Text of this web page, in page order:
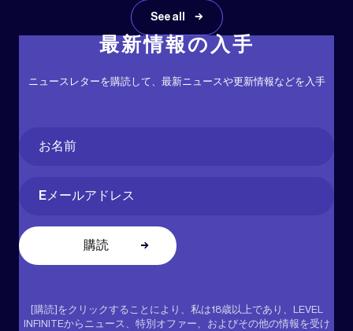
See all
最新情報の入手
ニュースレターを購読して、最新ニュースや更新情報などを入手
Name(必
[購読]をクリックすることにより、私は18歳以上であり、LEVEL
INFINITEからニュース、特別オファー、およびその他の情報を受け